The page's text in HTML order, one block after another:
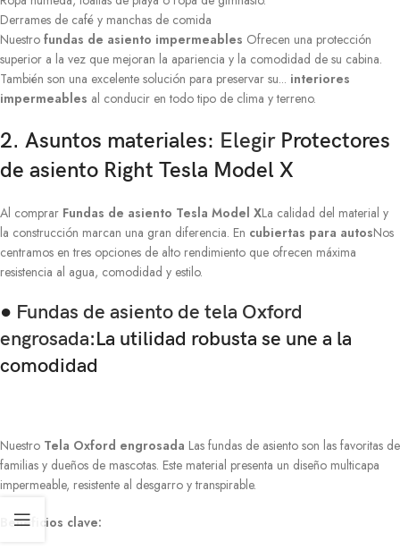
Derrames de café y manchas de comida
Nuestro fundas de asiento impermeables Ofrecen una protección
superior a la vez que mejoran la apariencia y la comodidad de su cabina.
También son una excelente solución para preservar su... interiores
impermeables al conducir en todo tipo de clima y terreno.
2. Asuntos materiales: ElegirProtectores
de asiento Right Tesla Model X
Al comprar Fundas de asiento Tesla Model XLa calidad del material y
la construcción marcan una gran diferencia. En cubiertas para autosNos
centramos en tres opciones de alto rendimiento que ofrecen máxima
resistencia al agua, comodidad y estilo.
● Fundas de asiento de tela Oxford
engrosada:La utilidad robusta se une a la
comodidad
Nuestro Tela Oxford engrosada Las fundas de asiento son las favoritas de
familias y dueños de mascotas. Este material presenta un diseño multicapa
impermeable, resistente al desgarro y transpirable.
Beneficios clave: